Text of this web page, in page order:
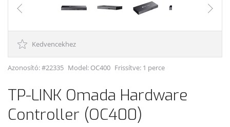
Kedvencekhez
Azonosító: #22335 Model: OC400 Frissítve: 1 perce
TP-LINK Omada Hardware
Controller (OC400)